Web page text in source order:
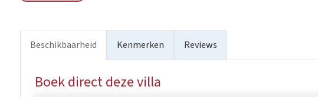
worden zeer goed bezocht door gasten die in Istrië verblijven.
Beschikbaarheid Kenmerken Reviews
Boek direct deze villa